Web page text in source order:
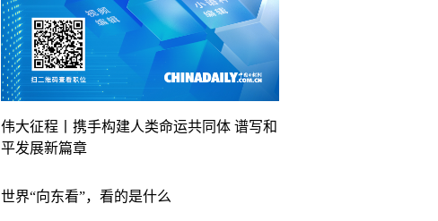
伟大征程丨携手构建人类命运共同体 谱写和
平发展新篇章
世界“向东看”，看的是什么